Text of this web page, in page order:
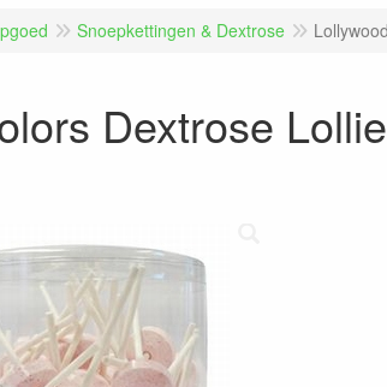
Snoepkettingen & Dextrose
Dextrose